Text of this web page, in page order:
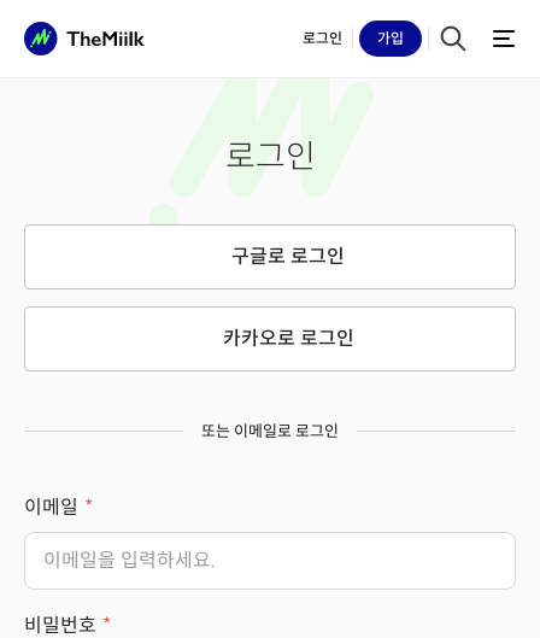
로그인 가입
로그인
구글로 로그인
카카오로 로그인
또는 이메일로 로그인
이메일
비밀번호